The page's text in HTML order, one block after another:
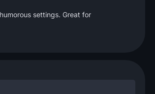
settings. Great for